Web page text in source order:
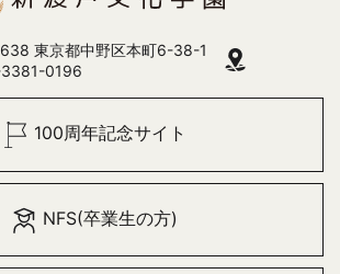
東京都中野区本町6-38-1
3381-0196
100周年記念サイト
NFS(卒業生の方)